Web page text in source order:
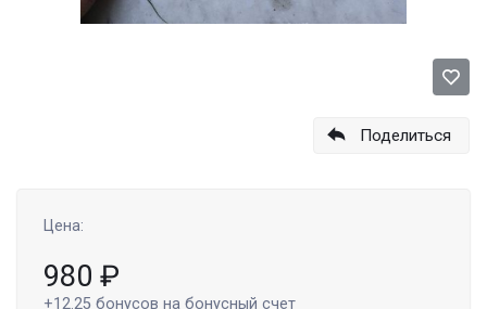
Поделиться
Цена:
980 ₽
+12.25 бонусов на бонусный счет